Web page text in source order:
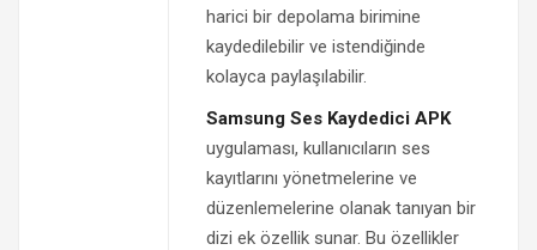
harici bir depolama birimine
kaydedilebilir ve istendiğinde
kolayca paylaşılabilir.
Samsung Ses Kaydedici APK
uygulaması, kullanıcıların ses
kayıtlarını yönetmelerine ve
düzenlemelerine olanak tanıyan bir
dizi ek özellik sunar. Bu özellikler